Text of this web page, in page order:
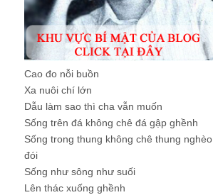
Cao đo nỗi buồn
Xa nuôi chí lớn
Dẫu làm sao thì cha vẫn muốn
Sống trên đá không chê đá gập ghềnh
Sống trong thung không chê thung nghèo
đói
Sống như sông như suối
Lên thác xuống ghềnh